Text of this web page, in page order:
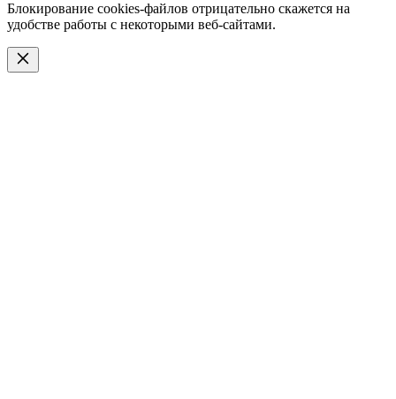
Блокирование cookies-файлов отрицательно скажется на
удобстве работы с некоторыми веб-сайтами.